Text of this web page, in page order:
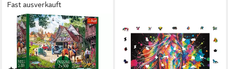
Fast ausverkauft
TREFL
Puzzle Trefl, Idyllisches
Leben, 2x500 Teile Puzzle,
500 Puzzleteile
MAGICHOLZ
Puzzle Buntes Pferd
Holzpuzzle (2D), 1000
Puzzleteile